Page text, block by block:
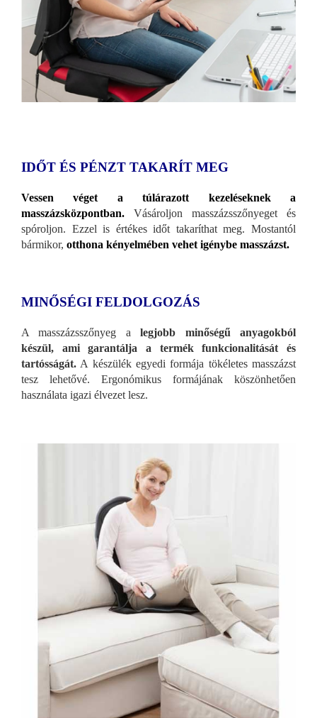
IDŐT ÉS PÉNZT TAKARÍT MEG
Vessen véget a túlárazott kezeléseknek a
masszázsközpontban. Vásároljon masszázsszőnyeget és
spóroljon. Ezzel is értékes időt takaríthat meg. Mostantól
bármikor, otthona kényelmében vehet igénybe masszázst.
MINŐSÉGI FELDOLGOZÁS
A masszázsszőnyeg a legjobb minőségű anyagokból
készül, ami garantálja a termék funkcionalitását és
tartósságát. A készülék egyedi formája tökéletes masszázst
tesz lehetővé. Ergonómikus formájának köszönhetően
használata igazi élvezet lesz.